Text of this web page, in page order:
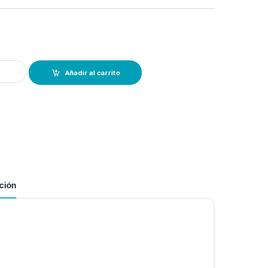
de desconectador batería--1 polo con goma quantity
Añadir al carrito